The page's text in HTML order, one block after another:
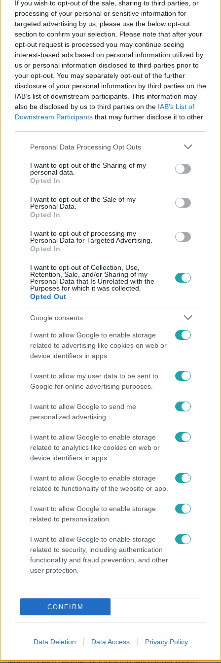
If you wish to opt-out of the sale, sharing to third parties, or
processing of your personal or sensitive information for
targeted advertising by us, please use the below opt-out
section to confirm your selection. Please note that after your
opt-out request is processed you may continue seeing
interest-based ads based on personal information utilized by
us or personal information disclosed to third parties prior to
your opt-out. You may separately opt-out of the further
disclosure of your personal information by third parties on the
IAB’s list of downstream participants. This information may
also be disclosed by us to third parties on the IAB’s List of
Downstream Participants that may further disclose it to other
Please note that this website/app uses one or more Google
not limited to your visit or usage behaviour. You may click to
grant or deny consent to Google and its third-party tags to
use your data for below specified purposes in below Google
consent section.
Personal Data Processing Opt Outs
I want to opt-out of the Sharing of my
personal data.
Opted In
I want to opt-out of the Sale of my
Personal Data.
Opted In
I want to opt-out of processing my
Personal Data for Targeted Advertising.
Opted In
I want to opt-out of Collection, Use,
Retention, Sale, and/or Sharing of my
Personal Data that Is Unrelated with the
Purposes for which it was collected.
Opted Out
Google consents
I want to allow Google to enable storage
related to advertising like cookies on web or
device identifiers in apps.
I want to allow my user data to be sent to
Google for online advertising purposes.
I want to allow Google to send me
personalized advertising.
I want to allow Google to enable storage
related to analytics like cookies on web or
device identifiers in apps.
I want to allow Google to enable storage
related to functionality of the website or app.
I want to allow Google to enable storage
related to personalization.
I want to allow Google to enable storage
related to security, including authentication
functionality and fraud prevention, and other
user protection.
CONFIRM
Data Deletion Data Access Privacy Policy
2:01
Híradó
2024. április 7. 17:11
képviselőtestület tagjait
Hivatali visszaélés miatt indult nyomozás Bácsszőlős
fideszes polgármestere ellen, aki beköltözött az orvosi
szolgálati lakásba.
Belföld
2024. április 7. 8:05
Nyomoznak a fideszes polgármester ellen, aki
beköltözött az uniós pénzen felújított
Hadházy Ákos azt közölte, hogy hivatali visszaélés miatt
nyomoznak Bácsszőlős fideszes polgármestere ellen, aki
évek óta önkényesen lakik egy uniós pénzből felújított
orvosi szolgálati lakásban.
2024. február 26. 18:11
Évek óta önkényesen lakik egy uniós pénzből
felújított orvosi szolgálati lakásban Bácsszőlős
fideszes polgármestere